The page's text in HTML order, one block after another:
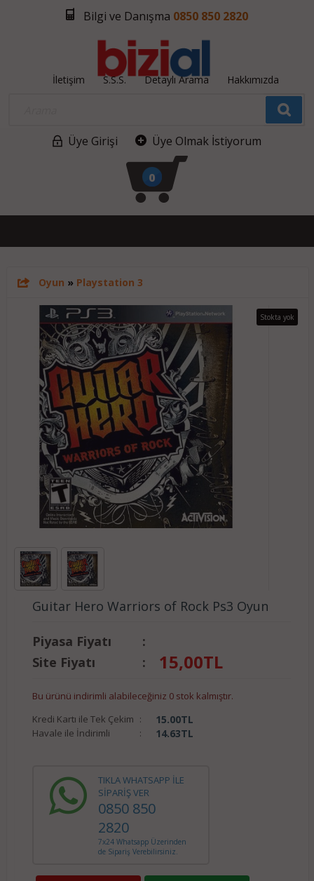
Bilgi ve Danışma 0850 850 2820
İletişim S.S.S. Detaylı Arama Hakkımızda
Üye Girişi Üye Olmak İstiyorum
0
Oyun » Playstation 3
Stokta yok
Guitar Hero Warriors of Rock Ps3 Oyun
Piyasa Fiyatı
:
Site Fiyatı
: 15,00TL
Bu ürünü indirimli alabileceğiniz 0 stok kalmıştır.
Kredi Kartı ile Tek Çekim : 15.00TL
Havale ile İndirimli : 14.63TL
TIKLA WHATSAPP İLE
SİPARİŞ VER
0850 850
2820
7x24 Whatsapp Üzerinden
de Sipariş Verebilirsiniz.